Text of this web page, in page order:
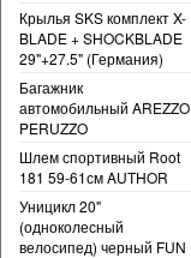
Крылья SKS комплект X-
BLADE + SHOCKBLADE
29"+27.5" (Германия)
Багажник
автомобильный AREZZO
PERUZZO
Шлем спортивный Root
181 59-61см AUTHOR
Уницикл 20"
(одноколесный
велосипед) черный FUN